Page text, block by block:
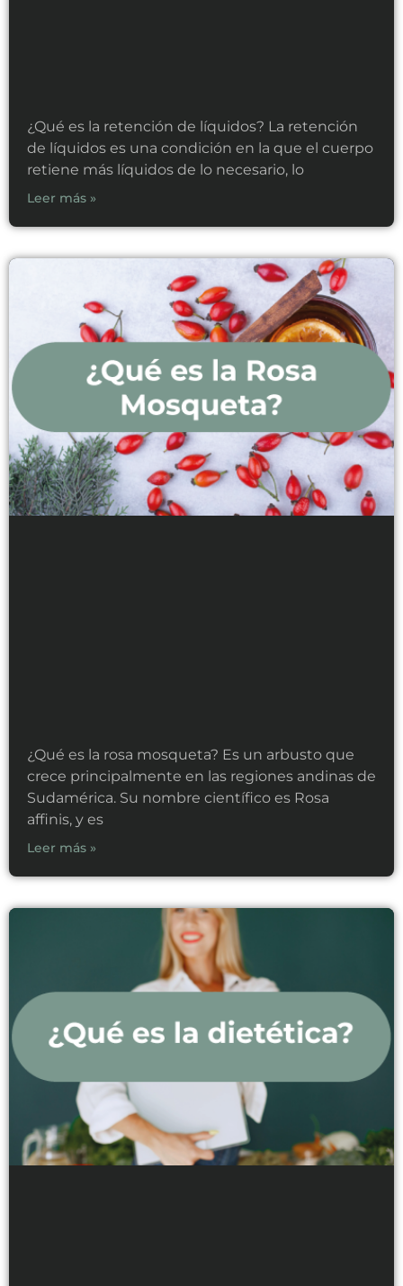
¿Qué es la retención de líquidos? La retención
de líquidos es una condición en la que el cuerpo
retiene más líquidos de lo necesario, lo
Leer más »
¿Qué es la rosa mosqueta? Es un arbusto que
crece principalmente en las regiones andinas de
Sudamérica. Su nombre científico es Rosa
affinis, y es
Leer más »